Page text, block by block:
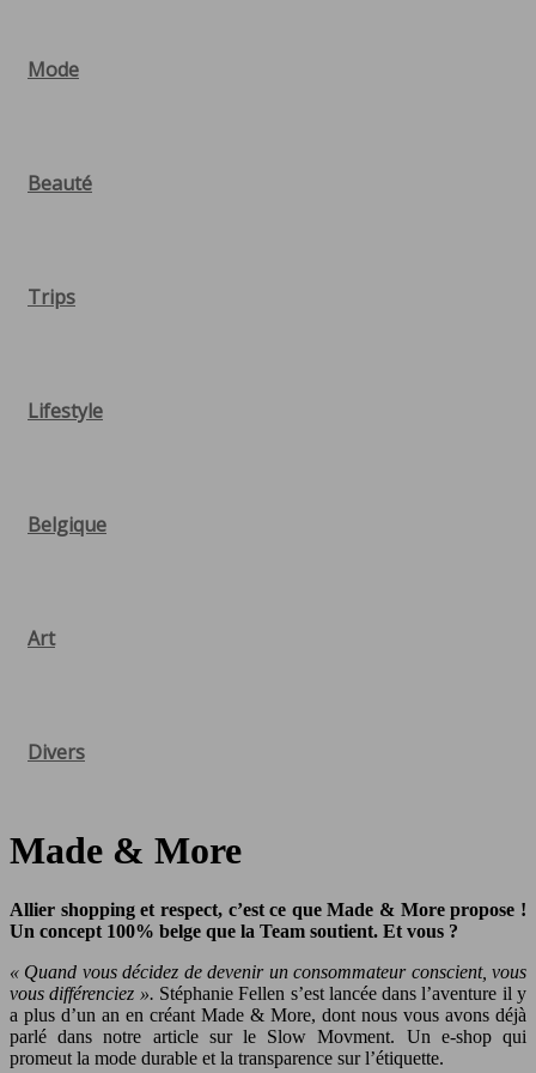
Mode
Beauté
Trips
Lifestyle
Belgique
Art
Divers
Made & More
Allier shopping et respect, c’est ce que Made & More propose !
Un concept 100% belge que la Team soutient. Et vous ?
« Quand vous décidez de devenir un consommateur conscient, vous
vous différenciez ». Stéphanie Fellen s’est lancée dans l’aventure il y
a plus d’un an en créant Made & More, dont nous vous avons déjà
parlé dans notre article sur le Slow Movment. Un e-shop qui
promeut la mode durable et la transparence sur l’étiquette.